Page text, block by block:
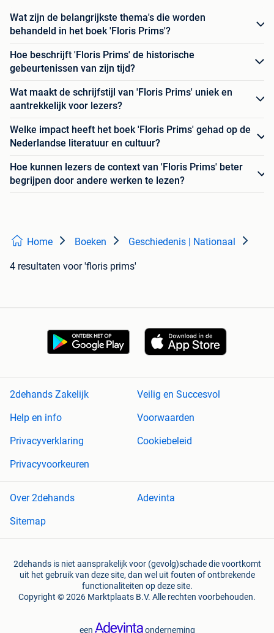
Wat zijn de belangrijkste thema's die worden
behandeld in het boek 'Floris Prims'?
Hoe beschrijft 'Floris Prims' de historische
gebeurtenissen van zijn tijd?
Wat maakt de schrijfstijl van 'Floris Prims' uniek en
aantrekkelijk voor lezers?
Welke impact heeft het boek 'Floris Prims' gehad op de
Nederlandse literatuur en cultuur?
Hoe kunnen lezers de context van 'Floris Prims' beter
begrijpen door andere werken te lezen?
Home Boeken Geschiedenis | Nationaal
4 resultaten voor 'floris prims'
2dehands Zakelijk
Veilig en Succesvol
Help en info
Voorwaarden
Privacyverklaring
Cookiebeleid
Privacyvoorkeuren
Over 2dehands
Adevinta
Sitemap
2dehands is niet aansprakelijk voor (gevolg)schade die voortkomt
uit het gebruik van deze site, dan wel uit fouten of ontbrekende
functionaliteiten op deze site.
Copyright © 2026 Marktplaats B.V. Alle rechten voorbehouden.
een onderneming